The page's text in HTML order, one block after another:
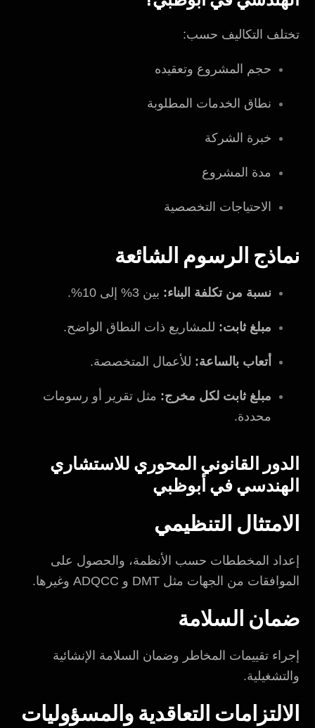
تختلف التكاليف حسب:
حجم المشروع وتعقيده
نطاق الخدمات المطلوبة
خبرة الشركة
مدة المشروع
الاحتياجات التخصصية
نماذج الرسوم الشائعة
نسبة من تكلفة البناء: بين 3% إلى 10%.
مبلغ ثابت: للمشاريع ذات النطاق الواضح.
أتعاب بالساعة: للأعمال المتخصصة.
مبلغ ثابت لكل مخرج: مثل تقرير أو رسومات
محددة.
الدور القانوني المحوري للاستشاري
الهندسي في أبوظبي
الامتثال التنظيمي
إعداد المخططات حسب الأنظمة، والحصول على
الموافقات من الجهات مثل DMT و ADQCC وغيرها.
ضمان السلامة
إجراء تقييمات المخاطر وضمان السلامة الإنشائية
والتشغيلية.
الالتزامات التعاقدية والمسؤوليات